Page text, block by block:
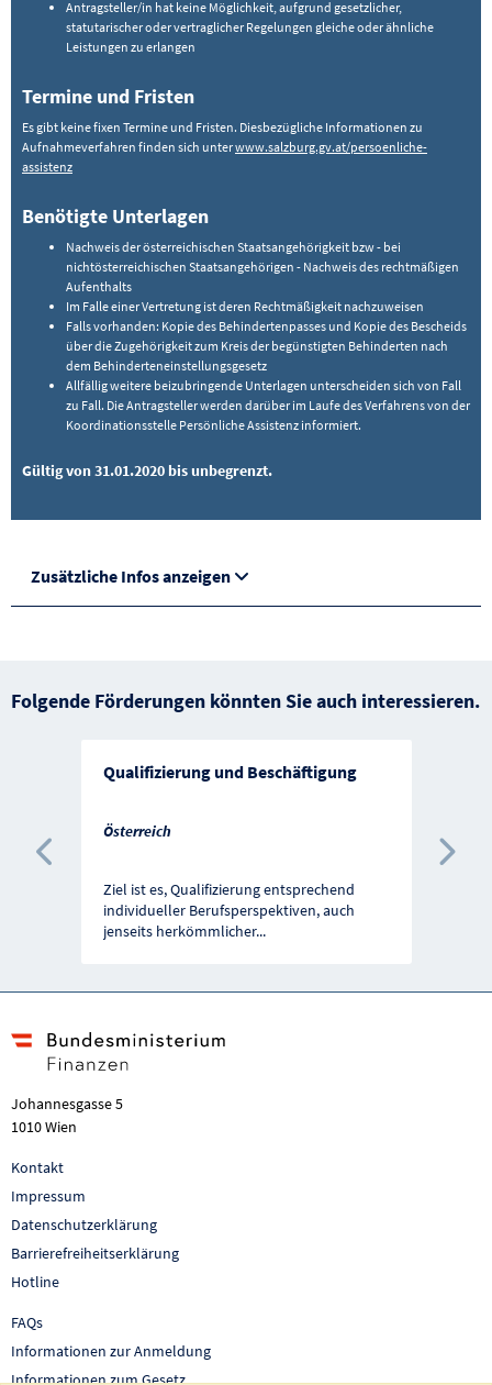
Antragsteller/in hat keine Möglichkeit, aufgrund gesetzlicher,
statutarischer oder vertraglicher Regelungen gleiche oder ähnliche
Leistungen zu erlangen
Termine und Fristen
Es gibt keine fixen Termine und Fristen. Diesbezügliche Informationen zu
Aufnahmeverfahren finden sich unterwww.salzburg.gv.at/persoenliche-
assistenz
Benötigte Unterlagen
Nachweis der österreichischen Staatsangehörigkeit bzw - bei
nichtösterreichischen Staatsangehörigen - Nachweis des rechtmäßigen
Aufenthalts
Im Falle einer Vertretung ist deren Rechtmäßigkeit nachzuweisen
Falls vorhanden: Kopie des Behindertenpasses und Kopie des Bescheids
über die Zugehörigkeit zum Kreis der begünstigten Behinderten nach
dem Behinderteneinstellungsgesetz
Allfällig weitere beizubringende Unterlagen unterscheiden sich von Fall
zu Fall. Die Antragsteller werden darüber im Laufe des Verfahrens von der
Koordinationsstelle Persönliche Assistenz informiert.
Gültig von 31.01.2020 bis unbegrenzt.
Zusätzliche Infos anzeigen
Folgende Förderungen könnten Sie auch interessieren.
Qualifizierung und Beschäftigung
Österreich
Ziel ist es, Qualifizierung entsprechend
individueller Berufsperspektiven, auch
jenseits herkömmlicher...
Vorherige Förderung
Johannesgasse 5
1010 Wien
Kontakt
Impressum
Datenschutzerklärung
Barrierefreiheitserklärung
Hotline
FAQs
Informationen zur Anmeldung
Informationen zum Gesetz